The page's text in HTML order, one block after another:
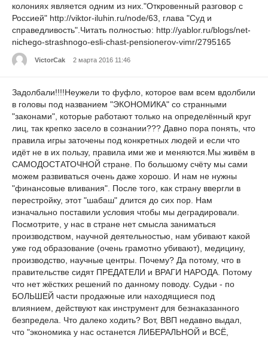
колониях является одним из них."Откровенный разговор с
Россией" http://viktor-iluhin.ru/node/63, глава "Суд и
справедливость".Читать полностью: http://yablor.ru/blogs/net-
nichego-strashnogo-esli-chast-pensionerov-vimr/2795165
VictorCak 2 марта 2016 11:46
Задолбали!!!!Неужели то фуфло, которое вам всем вдолбили
в головы под названием "ЭКОНОМИКА" со странными
"законами", которые работают только на определённый круг
лиц, так крепко засело в сознании??? Давно пора понять, что
правила игры заточены под конкретных людей и если что
идёт не в их пользу, правила ими же и меняются.Мы живём в
САМОДОСТАТОЧНОЙ стране. По большому счёту мы сами
можем развиваться очень даже хорошо. И нам не нужны
"финансовые вливания". После того, как страну ввергли в
перестройку, этот "шабаш" длится до сих пор. Нам
изначально поставили условия чтобы мы деградировали.
Посмотрите, у нас в стране нет смысла заниматься
производством, научной деятельностью, нам убивают какой
уже год образование (очень грамотно убивают), медицину,
производство, научные центры. Почему? Да потому, что в
правительстве сидят ПРЕДАТЕЛИ и ВРАГИ НАРОДА. Потому
что нет жёстких решений по данному поводу. Судьи - по
БОЛЬШЕЙ части продажные или находящиеся под
влиянием, действуют как инструмент для безнаказанного
безпредела. Что далеко ходить? Вот, ВВП недавно выдал,
что "экономика у нас останется ЛИБЕРАЛЬНОЙ и ВСЁ,